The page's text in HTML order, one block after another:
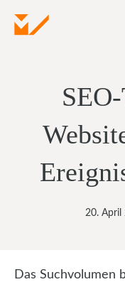
Inhalt
20. April
Das Suchvolumen